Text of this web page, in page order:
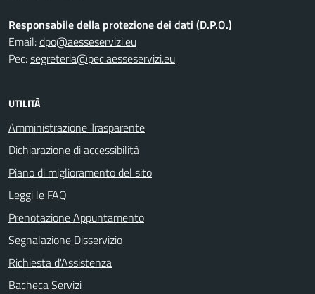
Responsabile della protezione dei dati (D.P.O.)
Email:dpo@aesseservizi.eu
Pec:segreteria@pec.aesseservizi.eu
UTILITÀ
Amministrazione Trasparente
Dichiarazione di accessibilità
Piano di miglioramento del sito
Leggi le FAQ
Prenotazione Appuntamento
Segnalazione Disservizio
Richiesta d'Assistenza
Bacheca Servizi